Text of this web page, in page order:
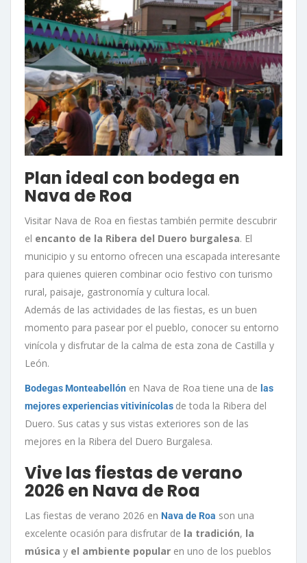
Plan ideal con bodega en
Nava de Roa
Visitar Nava de Roa en fiestas también permite descubrir
el encanto de la Ribera del Duero burgalesa. El
municipio y su entorno ofrecen una escapada interesante
para quienes quieren combinar ocio festivo con turismo
rural, paisaje, gastronomía y cultura local.
Además de las actividades de las fiestas, es un buen
momento para pasear por el pueblo, conocer su entorno
vinícola y disfrutar de la calma de esta zona de Castilla y
León.
Bodegas Monteabellón en Nava de Roa tiene una de las
mejores experiencias vitivinícolas de toda la Ribera del
Duero. Sus catas y sus vistas exteriores son de las
mejores en la Ribera del Duero Burgalesa.
Vive las fiestas de verano
2026 en Nava de Roa
Las fiestas de verano 2026 en Nava de Roa son una
excelente ocasión para disfrutar de la tradición, la
música y el ambiente popular en uno de los pueblos